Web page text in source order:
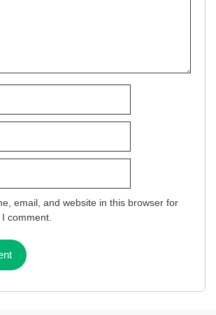
email, and website in this browser for
comment.